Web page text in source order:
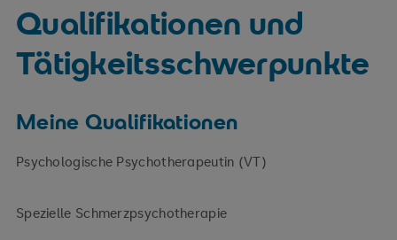
Qualifikationen und
Tätigkeitsschwerpunkte
Meine Qualifikationen
Psychologische Psychotherapeutin (VT)
Spezielle Schmerzpsychotherapie